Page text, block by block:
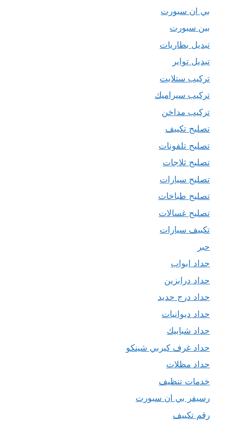
بي ان سبورت
بين سبورت
تبديل بطاريات
تبديل تواير
تركيب ستلايت
تركيب سيراميك
تركيب مداخن
تصليح تكييف
تصليح تلفونات
تصليح ثلاجات
تصليح سيارات
تصليح طباخات
تصليح غسالات
تكييف سيارات
حبر
حداد ابواب
حداد درابزين
حداد درج حديد
حداد ديوانيات
حداد شبابيك
حداد غرف كيربي شينكو
حداد مظلات
خدمات تنظيف
رسيفر بي ان سبورت
رقم تكييف